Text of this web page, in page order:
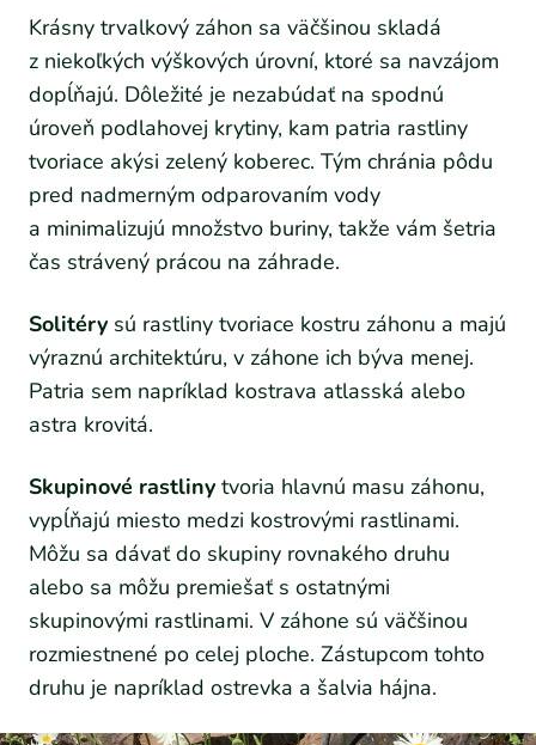
Krásny trvalkový záhon sa väčšinou skladá
z niekoľkých výškových úrovní, ktoré sa navzájom
dopĺňajú. Dôležité je nezabúdať na spodnú
úroveň podlahovej krytiny, kam patria rastliny
tvoriace akýsi zelený koberec. Tým chránia pôdu
pred nadmerným odparovaním vody
a minimalizujú množstvo buriny, takže vám šetria
čas strávený prácou na záhrade.
Solitéry sú rastliny tvoriace kostru záhonu a majú
výraznú architektúru, v záhone ich býva menej.
Patria sem napríklad kostrava atlasská alebo
astra krovitá.
Skupinové rastliny tvoria hlavnú masu záhonu,
vypĺňajú miesto medzi kostrovými rastlinami.
Môžu sa dávať do skupiny rovnakého druhu
alebo sa môžu premiešať s ostatnými
skupinovými rastlinami. V záhone sú väčšinou
rozmiestnené po celej ploche. Zástupcom tohto
druhu je napríklad ostrevka a šalvia hájna.